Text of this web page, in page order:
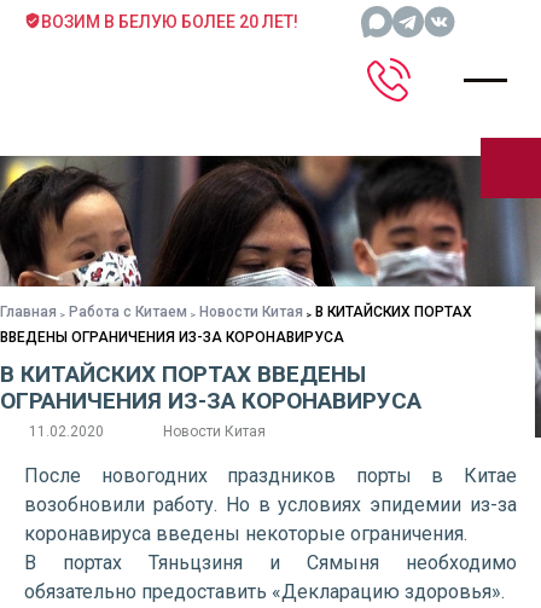
ВОЗИМ В БЕЛУЮ БОЛЕЕ 20 ЛЕТ!
Главная Работа с Китаем Новости Китая
В КИТАЙСКИХ ПОРТАХ
ВВЕДЕНЫ ОГРАНИЧЕНИЯ ИЗ-ЗА КОРОНАВИРУСА
В КИТАЙСКИХ ПОРТАХ ВВЕДЕНЫ
ОГРАНИЧЕНИЯ ИЗ-ЗА КОРОНАВИРУСА
11.02.2020 Новости Китая
После новогодних праздников порты в Китае
возобновили работу. Но в условиях эпидемии из-за
коронавируса введены некоторые ограничения.
В портах Тяньцзиня и Сямыня необходимо
обязательно предоставить «Декларацию здоровья».